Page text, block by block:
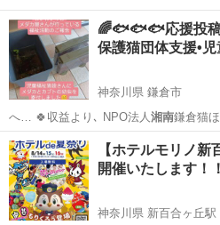
🌈🐟️🐟️🐟️応援投
保護猫団体支援•
神奈川県 鎌倉市
へ… 🍀収益より､ NPO法人 湘南鎌倉猫
て…
神奈川 鎌倉市 メダカ
【ホテルモリノ
開催いたします！！
神奈川県 新百合ヶ丘駅